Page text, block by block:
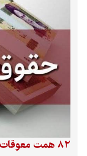
۸۲ همت معوقات بازنشستگان هنوز پرداخت نشده است